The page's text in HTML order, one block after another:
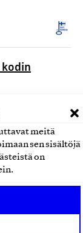
meitä
sen sisältöjä
on